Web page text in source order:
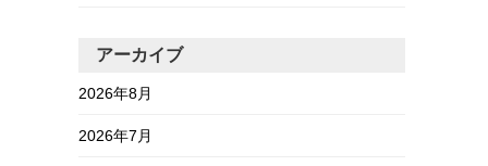
アーカイブ
2026年8月
2026年7月